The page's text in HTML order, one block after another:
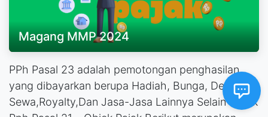
Magang MMP 2024
PPh Pasal 23 adalah pemotongan penghasilan
yang dibayarkan berupa Hadiah, Bunga, Deviden,
Sewa,Royalty,Dan Jasa-Jasa Lainnya Selain Objek